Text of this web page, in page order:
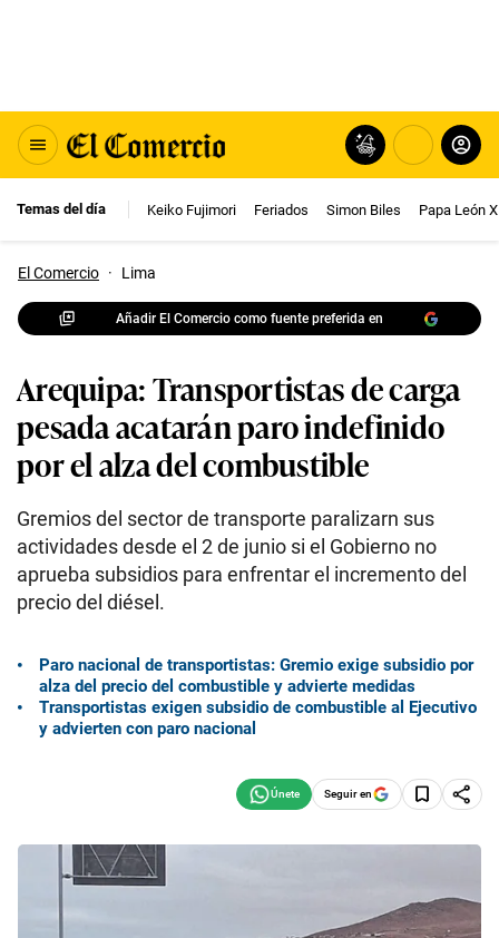
Temas del día Keiko Fujimori Feriados Simon Biles Papa León
El Comercio · Lima
Añadir El Comercio como fuente preferida en
Arequipa: Transportistas de carga
pesada acatarán paro indefinido
por el alza del combustible
Gremios del sector de transporte paralizarn sus
actividades desde el 2 de junio si el Gobierno no
aprueba subsidios para enfrentar el incremento del
precio del diésel.
Paro nacional de transportistas: Gremio exige subsidio por
alza del precio del combustible y advierte medidas
Transportistas exigen subsidio de combustible al Ejecutivo
y advierten con paro nacional
Seguir en